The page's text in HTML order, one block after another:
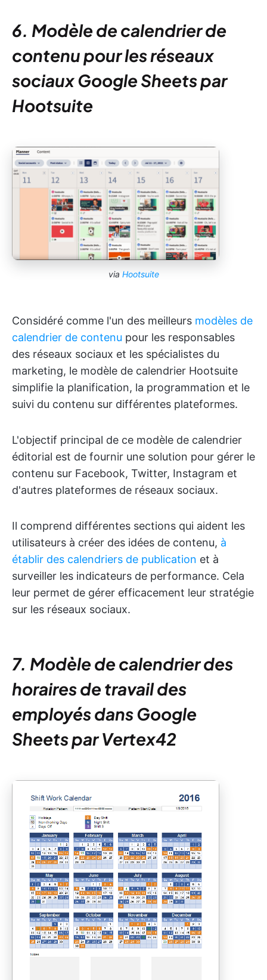
6. Modèle de calendrier de
contenu pour les réseaux
sociaux Google Sheets par
Hootsuite
via Hootsuite
Considéré comme l'un des meilleurs modèles de
calendrier de contenu pour les responsables
des réseaux sociaux et les spécialistes du
marketing, le modèle de calendrier Hootsuite
simplifie la planification, la programmation et le
suivi du contenu sur différentes plateformes.
L'objectif principal de ce modèle de calendrier
éditorial est de fournir une solution pour gérer le
contenu sur Facebook, Twitter, Instagram et
d'autres plateformes de réseaux sociaux.
Il comprend différentes sections qui aident les
utilisateurs à créer des idées de contenu, à
établir des calendriers de publication et à
surveiller les indicateurs de performance. Cela
leur permet de gérer efficacement leur stratégie
sur les réseaux sociaux.
7. Modèle de calendrier des
horaires de travail des
employés dans Google
Sheets par Vertex42